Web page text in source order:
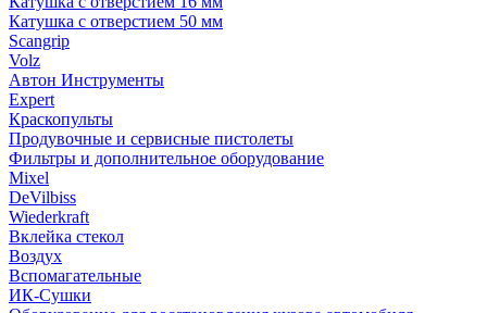
Катушка с отверстием 50 мм
Scangrip
Volz
Автон Инструменты
Expert
Краскопульты
Продувочные и сервисные пистолеты
Фильтры и дополнительное оборудование
Mixel
DeVilbiss
Wiederkraft
Вклейка стекол
Воздух
Вспомагательные
ИК-Сушки